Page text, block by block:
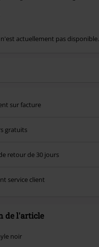
actuellement pas disponible.
sur facture
gratuits
retour de 30 jours
service client
de l'article
noir